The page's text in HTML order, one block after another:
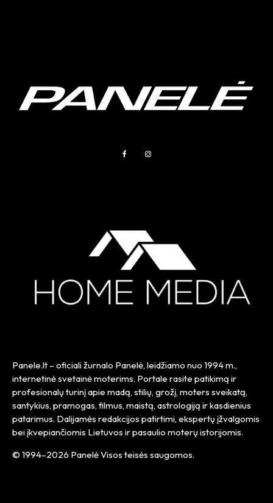
Panele.lt – oficiali žurnalo Panelė, leidžiamo nuo 1994 m.,
internetinė svetainė moterims. Portale rasite patikimą ir
profesionalų turinį apie madą, stilių, grožį, moters sveikatą,
santykius, pramogas, filmus, maistą, astrologiją ir kasdienius
patarimus. Dalijamės redakcijos patirtimi, ekspertų įžvalgomis
bei įkvepiančiomis Lietuvos ir pasaulio moterų istorijomis.
© 1994–2026 Panelė Visos teisės saugomos.